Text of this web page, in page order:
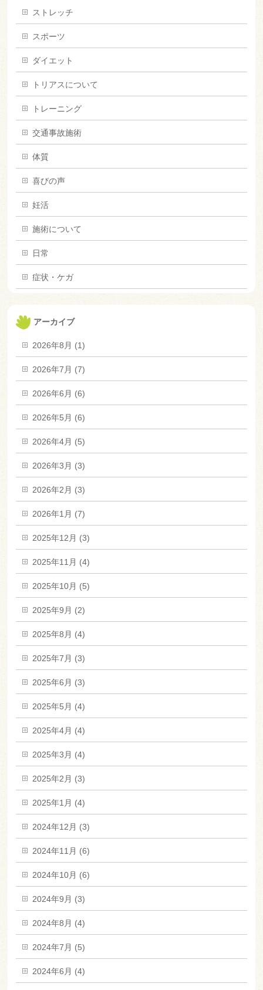
ストレッチ
スポーツ
ダイエット
トリアスについて
トレーニング
交通事故施術
体質
喜びの声
妊活
施術について
日常
症状・ケガ
アーカイブ
2026年8月 (1)
2026年7月 (7)
2026年6月 (6)
2026年5月 (6)
2026年4月 (5)
2026年3月 (3)
2026年2月 (3)
2026年1月 (7)
2025年12月 (3)
2025年11月 (4)
2025年10月 (5)
2025年9月 (2)
2025年8月 (4)
2025年7月 (3)
2025年6月 (3)
2025年5月 (4)
2025年4月 (4)
2025年3月 (4)
2025年2月 (3)
2025年1月 (4)
2024年12月 (3)
2024年11月 (6)
2024年10月 (6)
2024年9月 (3)
2024年8月 (4)
2024年7月 (5)
2024年6月 (4)